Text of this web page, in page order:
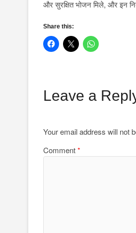
और सुरक्षित भोजन मिले, और इन
Share this:
Leave a
Your email address will not
Comment*